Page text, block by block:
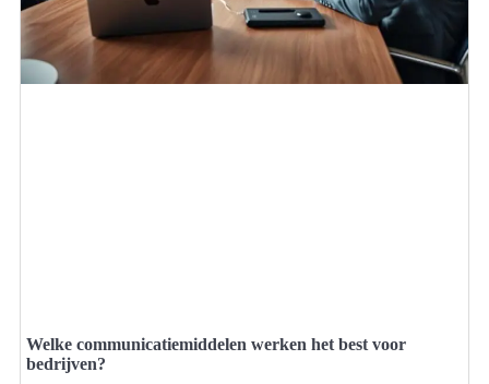
Welke communicatiemiddelen werken het best voor
bedrijven?